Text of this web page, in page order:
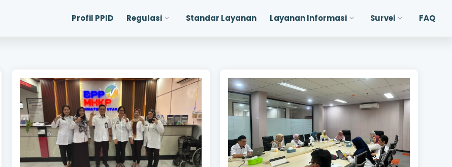
Profil PPID Regulasi Standar Layanan Layanan Informasi Survei FAQ